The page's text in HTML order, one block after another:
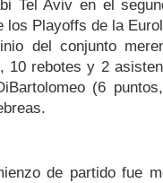
Tel Aviv en el
los Playoffs de la
del conjunto
10 rebotes y 2
(6
de partido fue